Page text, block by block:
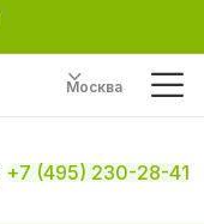
Москва
+7 (495) 230-28-41